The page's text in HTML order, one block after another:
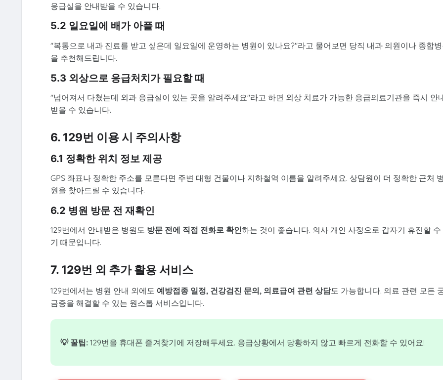
응급실을 안내받을 수 있습니다.
5.2 일요일에 배가 아플 때
"복통으로 내과 진료를 받고 싶은데 일요일에 운영하는 병원이 있나요?"라고 물어보면 당직 내과 의원이나 종합
을 추천해드립니다.
5.3 외상으로 응급처치가 필요할 때
"넘어져서 다쳤는데 외과 응급실이 있는 곳을 알려주세요"라고 하면 외상 치료가 가능한 응급의료기관을 즉시 안
받을 수 있습니다.
6. 129번 이용 시 주의사항
6.1 정확한 위치 정보 제공
GPS 좌표나 정확한 주소를 모른다면 주변 대형 건물이나 지하철역 이름을 알려주세요. 상담원이 더 정확한 근처
원을 찾아드릴 수 있습니다.
6.2 병원 방문 전 재확인
129번에서 안내받은 병원도 방문 전에 직접 전화로 확인하는 것이 좋습니다. 의사 개인 사정으로 갑자기 휴진할 수
기 때문입니다.
7. 129번 외 추가 활용 서비스
129번에서는 병원 안내 외에도 예방접종 일정, 건강검진 문의, 의료급여 관련 상담도 가능합니다. 의료 관련 모든
금증을 해결할 수 있는 원스톱 서비스입니다.
💡 꿀팁:129번을 휴대폰 즐겨찾기에 저장해두세요. 응급상황에서 당황하지 않고 빠르게 전화할 수 있어요!